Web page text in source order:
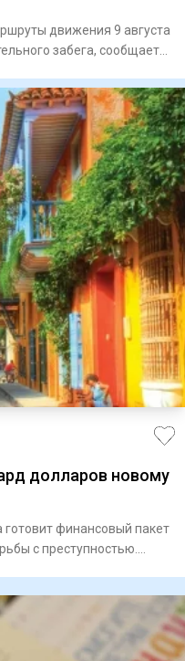
движения 9 августа
забега, сообщает
долларов новому
финансовый пакет
с преступностью.